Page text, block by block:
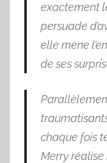
exactement
persuade
elle mène
de ses
chaque fois
Merry réalise